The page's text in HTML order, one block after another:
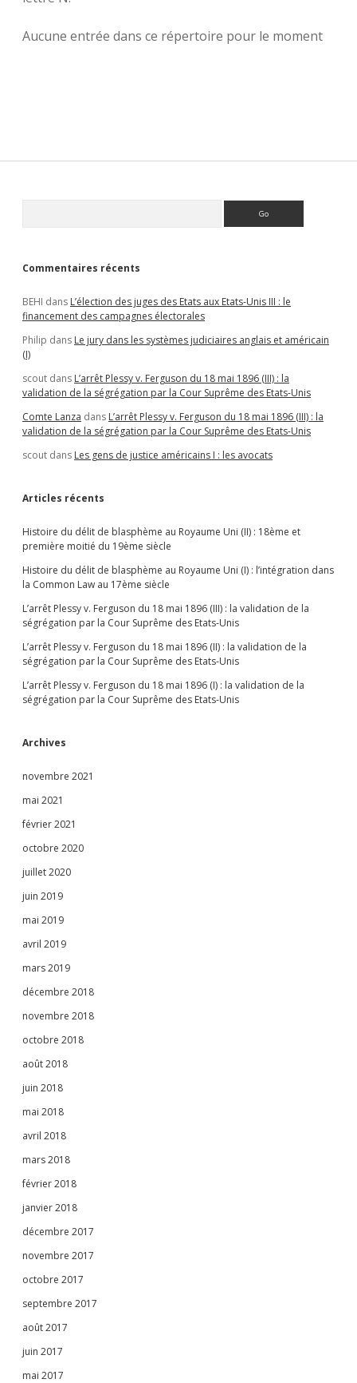
Aucune entrée dans ce répertoire pour le moment
Commentaires récents
BEHI dans L’élection des juges des Etats aux Etats-Unis III : le
financement des campagnes électorales
Philip dans Le jury dans les systèmes judiciaires anglais et américain
(I)
scout dans L’arrêt Plessy v. Ferguson du 18 mai 1896 (III) : la
validation de la ségrégation par la Cour Suprême des Etats-Unis
Comte Lanza dans L’arrêt Plessy v. Ferguson du 18 mai 1896 (III) : la
validation de la ségrégation par la Cour Suprême des Etats-Unis
scout dans Les gens de justice américains I : les avocats
Articles récents
Histoire du délit de blasphème au Royaume Uni (II) : 18ème et
première moitié du 19ème siècle
Histoire du délit de blasphème au Royaume Uni (I) : l’intégration dans
la Common Law au 17ème siècle
L’arrêt Plessy v. Ferguson du 18 mai 1896 (III) : la validation de la
ségrégation par la Cour Suprême des Etats-Unis
L’arrêt Plessy v. Ferguson du 18 mai 1896 (II) : la validation de la
ségrégation par la Cour Suprême des Etats-Unis
L’arrêt Plessy v. Ferguson du 18 mai 1896 (I) : la validation de la
ségrégation par la Cour Suprême des Etats-Unis
Archives
novembre 2021
mai 2021
février 2021
octobre 2020
juillet 2020
juin 2019
mai 2019
avril 2019
mars 2019
décembre 2018
novembre 2018
octobre 2018
août 2018
juin 2018
mai 2018
avril 2018
mars 2018
février 2018
janvier 2018
décembre 2017
novembre 2017
octobre 2017
septembre 2017
août 2017
juin 2017
mai 2017